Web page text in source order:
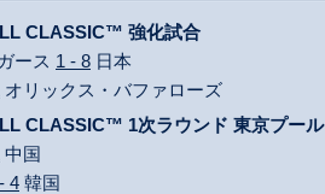
CLASSIC™ 強化試合
ース 1 - 8 日本
オリックス・バファローズ
CLASSIC™ 1次ラウンド 東京プール
中国
4 韓国